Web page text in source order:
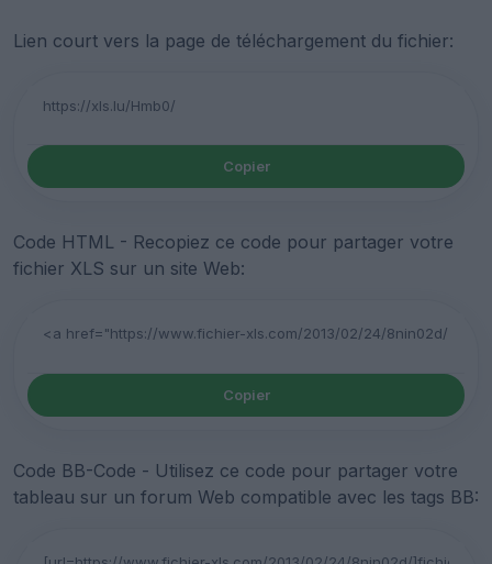
Lien court vers la page de téléchargement du fichier:
Copier
Code HTML - Recopiez ce code pour partager votre
fichier XLS sur un site Web:
Copier
Code BB-Code - Utilisez ce code pour partager votre
tableau sur un forum Web compatible avec les tags BB: